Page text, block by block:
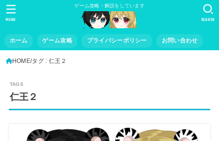
ゲーム攻略・解説をしています
ホーム ゲーム攻略 プライバシーポリシー お問い合わせ
SEARCH
MENU
HOME タグ : 仁王２
仁王２